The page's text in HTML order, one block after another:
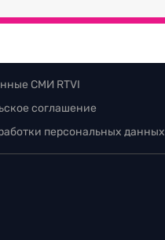
СМИ RTVI
соглашение
персональных данных